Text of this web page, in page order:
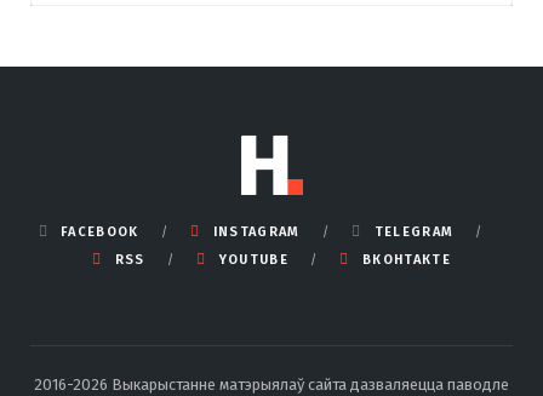
FACEBOOK INSTAGRAM
TELEGRAM
RSS
YOUTUBE ВКОНТАКТЕ
2016-2026 Выкарыстанне матэрыялаў сайта дазваляецца паводле